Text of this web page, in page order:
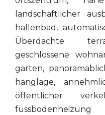
landschaftlicher
hallenbad,
Überdachte
geschlossene
garten,
hanglage,
öffentlicher